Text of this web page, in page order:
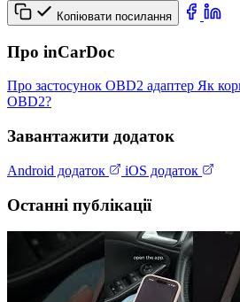
Копіювати посилання
Про inCarDoc
Про застосунок OBD2 адаптер Як
OBD2?
Завантажити додаток
Android додаток iOS додаток
Останні публікації